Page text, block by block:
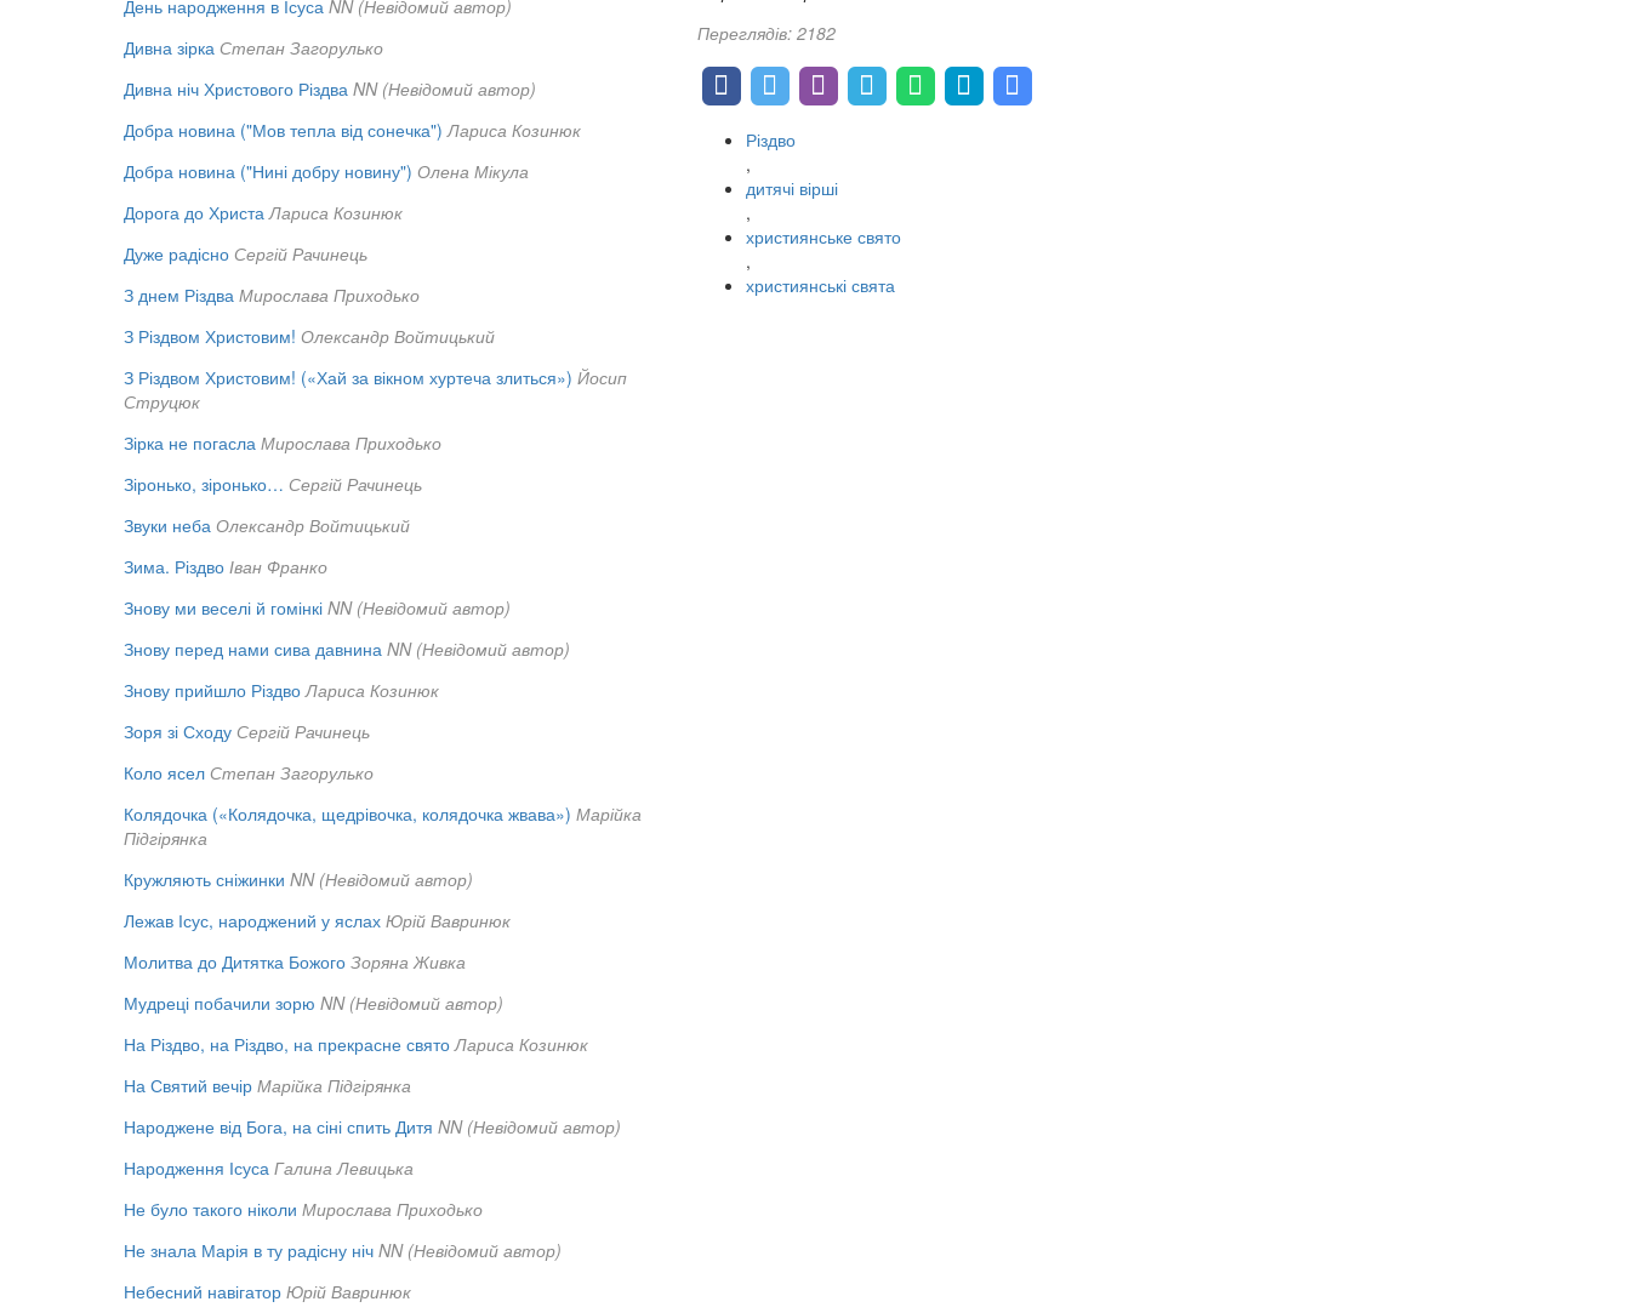
Переглядів: 2182
Різдво
,
дитячі вірші
,
християнське свято
,
християнські свята
День народження в Ісуса NN (Невідомий автор)
Дивна зірка Степан Загорулько
Дивна ніч Христового Різдва NN (Невідомий автор)
Добра новина ("Мов тепла від сонечка") Лариса Козинюк
Добра новина ("Нині добру новину") Олена Мікула
Дорога до Христа Лариса Козинюк
Дуже радісно Сергій Рачинець
З днем Різдва Мирослава Приходько
З Різдвом Христовим! Олександр Войтицький
З Різдвом Христовим! («Хай за вікном хуртеча злиться») Йосип
Струцюк
Зірка не погасла Мирослава Приходько
Зіронько, зіронько… Сергій Рачинець
Звуки неба Олександр Войтицький
Зима. Різдво Іван Франко
Знову ми веселі й гомінкі NN (Невідомий автор)
Знову перед нами сива давнина NN (Невідомий автор)
Знову прийшло Різдво Лариса Козинюк
Зоря зі Сходу Сергій Рачинець
Коло ясел Степан Загорулько
Колядочка («Колядочка, щедрівочка, колядочка жвава») Марійка
Підгірянка
Кружляють сніжинки NN (Невідомий автор)
Лежав Ісус, народжений у яслах Юрій Вавринюк
Молитва до Дитятка Божого Зоряна Живка
Мудреці побачили зорю NN (Невідомий автор)
На Різдво, на Різдво, на прекрасне свято Лариса Козинюк
На Святий вечір Марійка Підгірянка
Народжене від Бога, на сіні спить Дитя NN (Невідомий автор)
Народження Ісуса Галина Левицька
Не було такого ніколи Мирослава Приходько
Не знала Марія в ту радісну ніч NN (Невідомий автор)
Небесний навігатор Юрій Вавринюк